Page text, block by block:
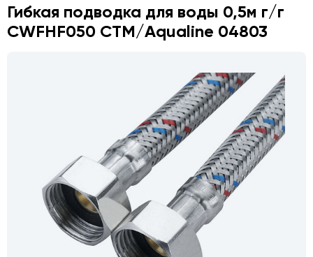
Гибкая подводка для воды 0,5м г/г
CWFHF050 CTM/Aqualine 04803